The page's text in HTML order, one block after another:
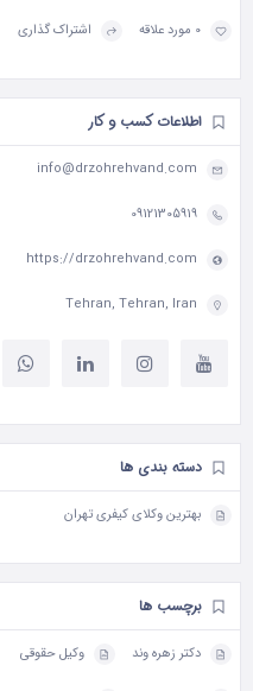
0 مورد علاقه اشتراک گذاری
اطلاعات کسب و کار
info@drzohrehvand.com
09121305919
https://drzohrehvand.com
Tehran, Tehran, Iran
دسته بندی ها
بهترین وکلای کیفری تهران
برچسب ها
دکتر زهره وند وکیل حقوقی